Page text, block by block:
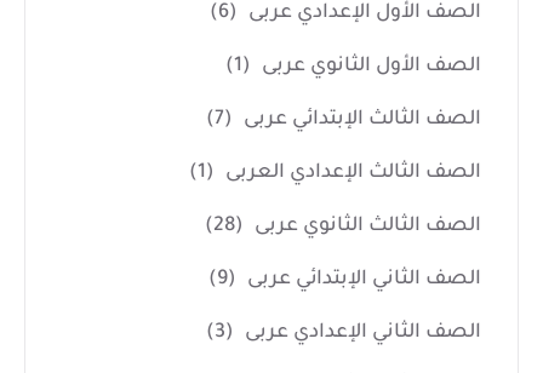
الصف الأول الإعدادي عربى (6)
الصف الأول الثانوي عربى (1)
الصف الثالث الإبتدائي عربى (7)
الصف الثالث الإعدادي العربى (1)
الصف الثالث الثانوي عربى (28)
الصف الثاني الإبتدائي عربى (9)
الصف الثاني الإعدادي عربى (3)